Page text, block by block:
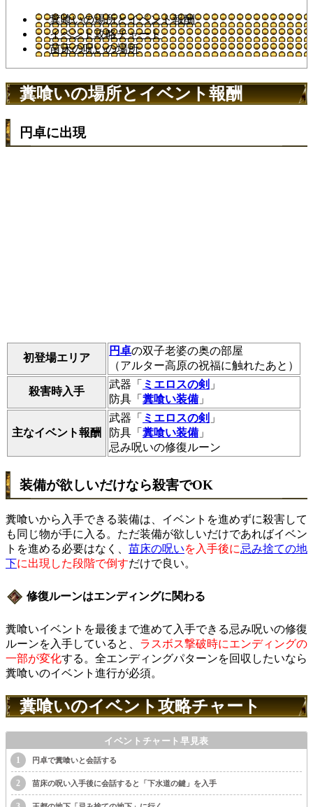
糞喰いの場所とイベント報酬
イベント攻略チャート
苗床の呪いの場所
糞喰いの場所とイベント報酬
円卓に出現
初登場エリア
円卓の双子老婆の奥の部屋
（アルター高原の祝福に触れたあと）
殺害時入手
武器「 ミエロスの剣 」
防具「 糞喰い装備 」
主なイベント報酬
武器「 ミエロスの剣 」
防具「 糞喰い装備 」
忌み呪いの修復ルーン
装備が欲しいだけなら殺害でOK
糞喰いから入手できる装備は、イベントを進めずに殺害して
も同じ物が手に入る。ただ装備が欲しいだけであればイベン
トを進める必要はなく、 苗床の呪いを入手後に忌み捨ての地
下に出現した段階で倒すだけで良い。
修復ルーンはエンディングに関わる
糞喰いイベントを最後まで進めて入手できる忌み呪いの修復
ルーンを入手していると、 ラスボス撃破時にエンディングの
一部が変化する。全エンディングパターンを回収したいなら
糞喰いのイベント進行が必須。
糞喰いのイベント攻略チャート
イベントチャート早見表
円卓で糞喰いと会話する
苗床の呪い入手後に会話すると「下水道の鍵」を入手